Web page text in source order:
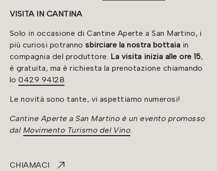
VISITA IN CANTINA
Solo in occasione di Cantine Aperte a San Martino, i
più curiosi potrannosbirciare la nostra bottaia in
compagnia del produttore. La visita inizia alle ore 15,
è gratuita, ma è richiesta la prenotazione chiamando
lo0429 94128.
Le novità sono tante, vi aspettiamo numerosi!
Cantine Aperte a San Martino è un evento promosso
dal Movimento Turismo del Vino.
CHIAMACI